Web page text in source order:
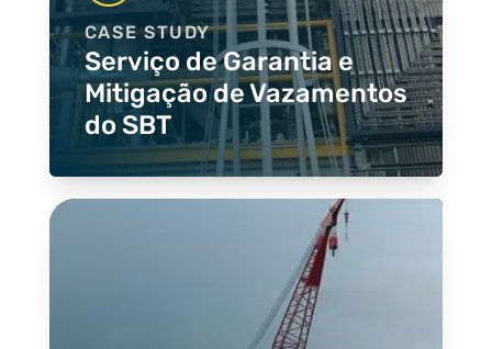
CASE STUDY
Serviço de Garantia e
Mitigação de Vazamentos
do SBT